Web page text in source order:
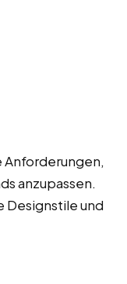
Anforderungen,
anzupassen.
und